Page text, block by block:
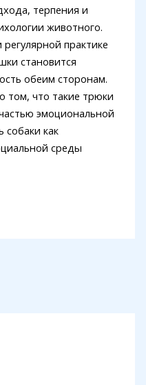
терпения и
животного.
практике
становится
обеим сторонам.
том, что такие трюки
эмоциональной
собаки как
среды